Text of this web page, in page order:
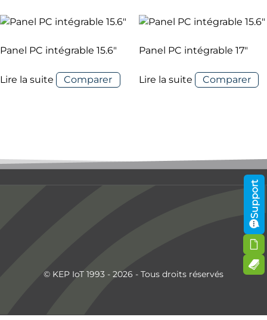
Panel PC intégrable 15.6″
Lire la suite Comparer
Panel PC intégrable 17″
Lire la suite Comparer
Support
© KEP IoT 1993 - 2026 - Tous droits réservés